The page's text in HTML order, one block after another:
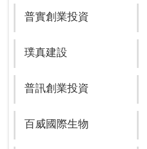
普實創業投資
璞真建設
普訊創業投資
百威國際生物